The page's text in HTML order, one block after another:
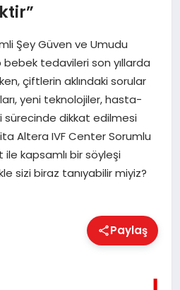
Şey Güven ve Umudu
tedavileri son yıllarda
çiftlerin aklındaki sorular
yeni teknolojiler, hasta-
sürecinde dikkat edilmesi
Altera IVF Center Sorumlu
ile kapsamlı bir söyleşi
sizi biraz tanıyabilir miyiz?
Paylaş